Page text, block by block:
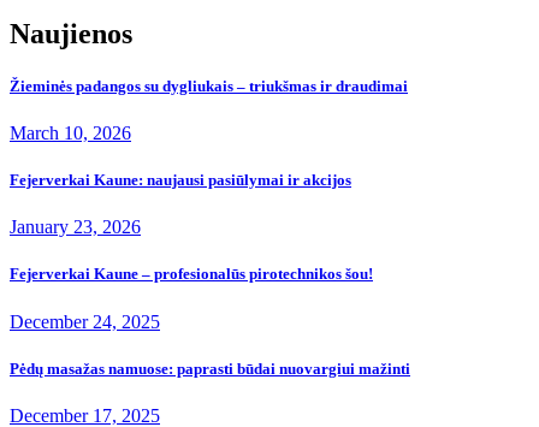
Naujienos
Žieminės padangos su dygliukais – triukšmas ir draudimai
March 10, 2026
Fejerverkai Kaune: naujausi pasiūlymai ir akcijos
January 23, 2026
Fejerverkai Kaune – profesionalūs pirotechnikos šou!
December 24, 2025
Pėdų masažas namuose: paprasti būdai nuovargiui mažinti
December 17, 2025